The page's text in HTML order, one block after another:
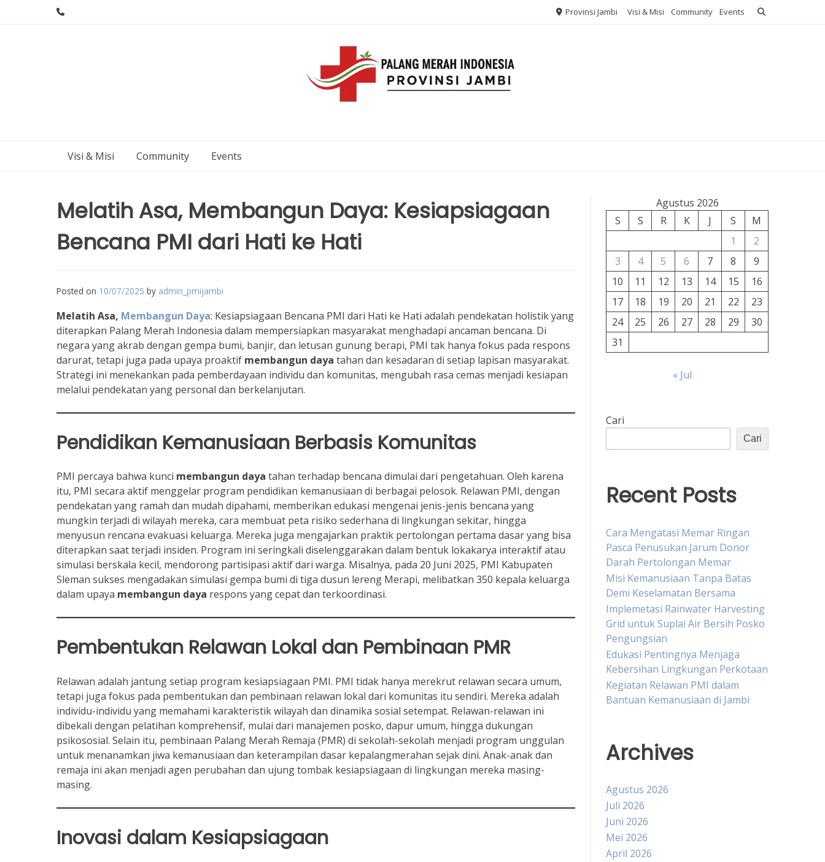
Provinsi Jambi Visi & Misi Community Events
Visi & Misi Community Events
Melatih Asa, Membangun Daya: Kesiapsiagaan
Bencana PMI dari Hati ke Hati
Posted on 10/07/2025 by admin_pmijambi
Melatih Asa, Membangun Daya: Kesiapsiagaan Bencana PMI dari Hati ke Hati adalah pendekatan holistik yang
diterapkan Palang Merah Indonesia dalam mempersiapkan masyarakat menghadapi ancaman bencana. Di
negara yang akrab dengan gempa bumi, banjir, dan letusan gunung berapi, PMI tak hanya fokus pada respons
darurat, tetapi juga pada upaya proaktif membangun daya tahan dan kesadaran di setiap lapisan masyarakat.
Strategi ini menekankan pada pemberdayaan individu dan komunitas, mengubah rasa cemas menjadi kesiapan
melalui pendekatan yang personal dan berkelanjutan.
Pendidikan Kemanusiaan Berbasis Komunitas
PMI percaya bahwa kunci membangun daya tahan terhadap bencana dimulai dari pengetahuan. Oleh karena
itu, PMI secara aktif menggelar program pendidikan kemanusiaan di berbagai pelosok. Relawan PMI, dengan
pendekatan yang ramah dan mudah dipahami, memberikan edukasi mengenai jenis-jenis bencana yang
mungkin terjadi di wilayah mereka, cara membuat peta risiko sederhana di lingkungan sekitar, hingga
menyusun rencana evakuasi keluarga. Mereka juga mengajarkan praktik pertolongan pertama dasar yang bisa
diterapkan saat terjadi insiden. Program ini seringkali diselenggarakan dalam bentuk lokakarya interaktif atau
simulasi berskala kecil, mendorong partisipasi aktif dari warga. Misalnya, pada 20 Juni 2025, PMI Kabupaten
Sleman sukses mengadakan simulasi gempa bumi di tiga dusun lereng Merapi, melibatkan 350 kepala keluarga
dalam upaya membangun daya respons yang cepat dan terkoordinasi.
Pembentukan Relawan Lokal dan Pembinaan PMR
Relawan adalah jantung setiap program kesiapsiagaan PMI. PMI tidak hanya merekrut relawan secara umum,
tetapi juga fokus pada pembentukan dan pembinaan relawan lokal dari komunitas itu sendiri. Mereka adalah
individu-individu yang memahami karakteristik wilayah dan dinamika sosial setempat. Relawan-relawan ini
dibekali dengan pelatihan komprehensif, mulai dari manajemen posko, dapur umum, hingga dukungan
psikososial. Selain itu, pembinaan Palang Merah Remaja (PMR) di sekolah-sekolah menjadi program unggulan
untuk menanamkan jiwa kemanusiaan dan keterampilan dasar kepalangmerahan sejak dini. Anak-anak dan
remaja ini akan menjadi agen perubahan dan ujung tombak kesiapsiagaan di lingkungan mereka masing-
masing.
Inovasi dalam Kesiapsiagaan
Agustus 2026
S
S R K J S
M
1
2
3
4 5 6 7 8
9
10
11 12 13 14 15
16
17
18 19 20 21 22
23
24
25 26 27 28 29
30
31
« Jul
Cari
Cari
Recent Posts
Cara Mengatasi Memar Ringan
Pasca Penusukan Jarum Donor
Darah Pertolongan Memar
Misi Kemanusiaan Tanpa Batas
Demi Keselamatan Bersama
Implemetasi Rainwater Harvesting
Grid untuk Suplai Air Bersih Posko
Pengungsian
Edukasi Pentingnya Menjaga
Kebersihan Lingkungan Perkotaan
Kegiatan Relawan PMI dalam
Bantuan Kemanusiaan di Jambi
Archives
Agustus 2026
Juli 2026
Juni 2026
Mei 2026
April 2026